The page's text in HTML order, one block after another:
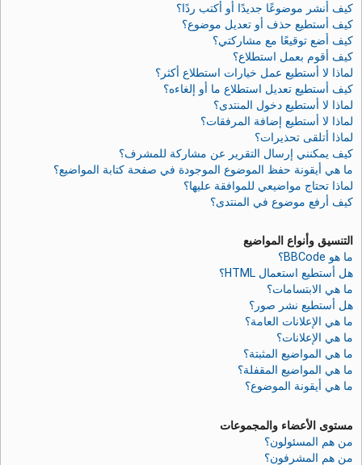
كيف أنشر موضوعًا جديدًا أو أكتب ردًا؟
كيف أستطيع حذف أو تعديل موضوع؟
كيف أضع توقيعًا مع مشاركتي؟
كيف أقوم بعمل استطلاع؟
لماذا لا أستطيع عمل خيارات استطلاع أكثر؟
كيف أستطيع تعديل استطلاع ما أو إلغاءه؟
لماذا لا أستطيع دخول المنتدى؟
لماذا لا أستطيع إضافة المرفقات؟
لماذا أتلقى تحذيرات؟
كيف يمكنني إرسال التقرير عن مشاركة للمشرف؟
ما هي أيقونة حفظ الموضوع الموجودة في صفحة كتابة المواضيع؟
لماذا تحتاج مواضيعي للموافقة عليها؟
كيف أرفع موضوع في المنتدى؟
التنسيق وأنواع المواضيع
ما هو BBCode؟
هل أستطيع استعمال HTML؟
ما هي الابتسامات؟
هل أستطيع نشر صور؟
ما هي الإعلانات العامة؟
ما هي الإعلانات؟
ما هي المواضيع المثبتة؟
ما هي المواضيع المقفلة؟
ما هي أيقونة الموضوع؟
مستوى الأعضاء والمجموعات
من هم المسئولون؟
من هم المشرفون؟